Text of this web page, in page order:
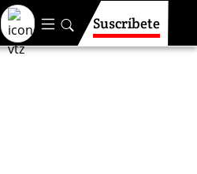
Suscríbete